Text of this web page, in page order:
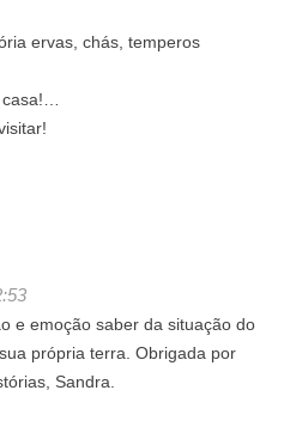
ervas, chás, temperos
e emoção saber da situação do
própria terra. Obrigada por
Sandra.